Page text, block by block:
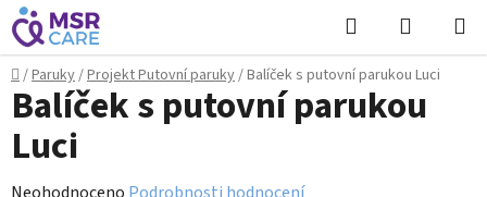
Přejít
na
obsah
Hledat
KOŠÍK
Domů
/Paruky/Projekt Putovní paruky/Balíček s putovní parukou Luci
Balíček s putovní parukou
Luci
Průměrné